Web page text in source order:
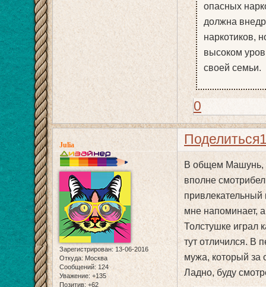
опасных
должна
наркотиков,
высоком
своей семьи.
0
Поделиться
Julia
Зарегистрирован: 13-06-2016
Откуда: Москва
Сообщений:124
Уважение: +135
Позитив: +62
В общем Машунь,
вполне
мне напоминает,
Толстушке играл
тут отличился. В
мужа, который
Ладно, буду